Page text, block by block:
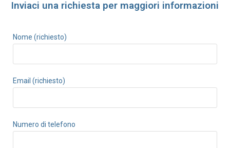
Inviaci una richiesta per maggiori informazioni​
Nome (richiesto)
Email (richiesto)
Numero di telefono